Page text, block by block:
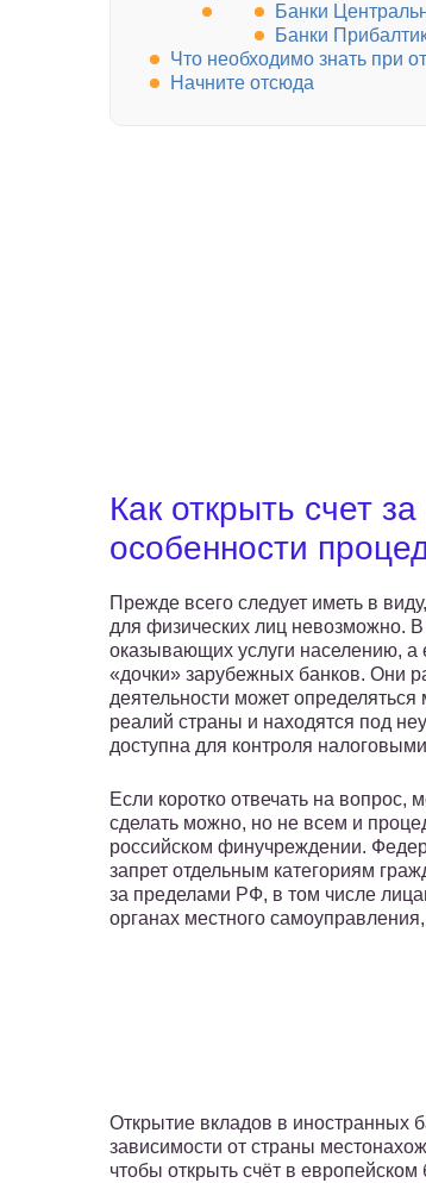
Банки
Банки
Что необходимо знать при
Начните отсюда
Как открыть счет
особенности
Прежде всего следует иметь в
для физических лиц невозможно.
оказывающих услуги населению, а
«дочки» зарубежных банков. Они
деятельности может
реалий страны и находятся под
доступна для контроля
Если коротко отвечать на вопрос,
сделать можно, но не всем и
российском финучреждении.
запрет отдельным категориям
за пределами РФ, в том числе
органах местного
Открытие вкладов в иностранных
зависимости от страны
чтобы открыть счёт в